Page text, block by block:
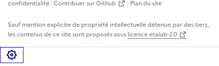
confidentialité Contribuer sur Github Plan du site
Sauf mention explicite de propriété intellectuelle détenue par des tiers,
les contenus de ce site sont proposés sous licence etalab-2.0
Gérer les cookies